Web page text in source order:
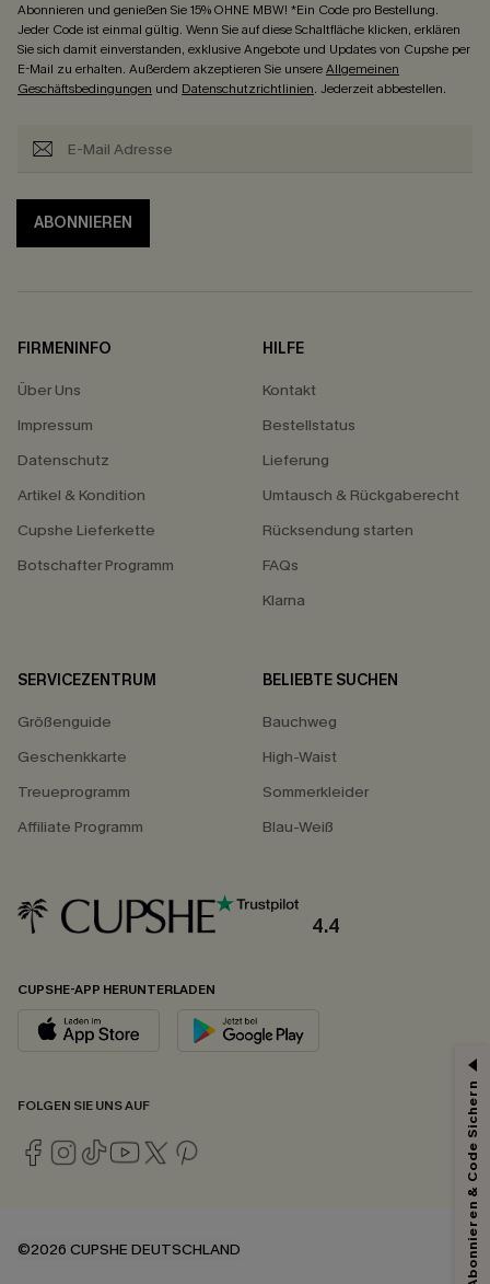
Abonnieren und genießen Sie 15% OHNE MBW! *Ein Code pro Bestellung.
Jeder Code ist einmal gültig. Wenn Sie auf diese Schaltfläche klicken, erklären
Sie sich damit einverstanden, exklusive Angebote und Updates von Cupshe per
E-Mail zu erhalten. Außerdem akzeptieren Sie unsereAllgemeinen
Geschäftsbedingungen und Datenschutzrichtlinien. Jederzeit abbestellen.
ABONNIEREN
FIRMENINFO
Über Uns
Impressum
Datenschutz
Artikel & Kondition
Cupshe Lieferkette
Botschafter Programm
HILFE
Kontakt
Bestellstatus
Lieferung
Umtausch & Rückgaberecht
Rücksendung starten
FAQs
Klarna
SERVICEZENTRUM
Größenguide
Geschenkkarte
Treueprogramm
Affiliate Programm
BELIEBTE SUCHEN
Bauchweg
High-Waist
Sommerkleider
Blau-Weiß
4.4
CUPSHE-APP HERUNTERLADEN
FOLGEN SIE UNS AUF
©2026 CUPSHE DEUTSCHLAND
*Ein Code pro Bestellung. Jeder Code ist einmal gültig.
exklusive Werbeaktionen und Updates von Cupshe per E-Mail zu erhalten. Abonnieren & Code Sichern